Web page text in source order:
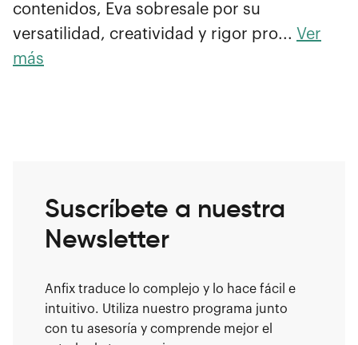
contenidos, Eva sobresale por su
versatilidad, creatividad y rigor pro... Ver
más
Suscríbete a nuestra
Newsletter
Anfix traduce lo complejo y lo hace fácil e
intuitivo. Utiliza nuestro programa junto
con tu asesoría y comprende mejor el